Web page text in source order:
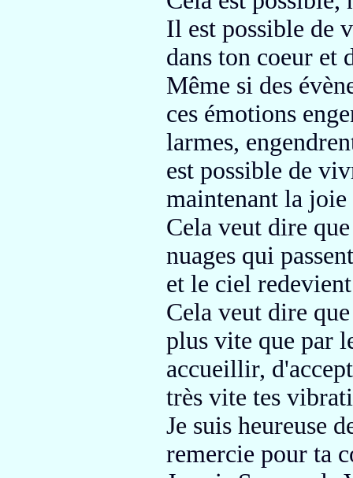
Il est possible de
dans ton coeur et
Même si des
ces émotions
larmes,
est possible de
maintenant la joie
Cela veut dire
nuages qui
et le ciel
Cela veut dire
plus vite que par
accueillir,
très vite tes
Je suis heureuse
remercie pour ta